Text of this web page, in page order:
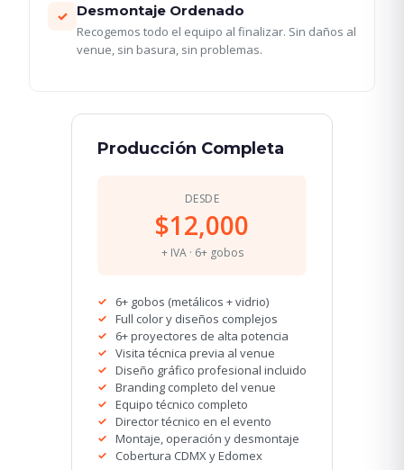
✓ Desmontaje Ordenado
Recogemos todo el equipo al finalizar. Sin daños al
venue, sin basura, sin problemas.
Producción Completa
DESDE
$12,000
+ IVA · 6+ gobos
6+ gobos (metálicos + vidrio)
Full color y diseños complejos
6+ proyectores de alta potencia
Visita técnica previa al venue
Diseño gráfico profesional incluido
Branding completo del venue
Equipo técnico completo
Director técnico en el evento
Montaje, operación y desmontaje
Cobertura CDMX y Edomex